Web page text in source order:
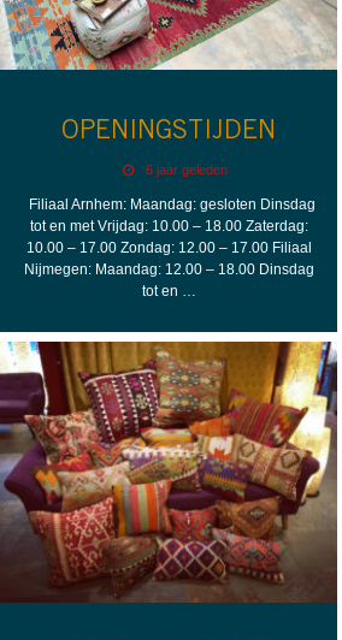
OPENINGSTIJDEN
6 jaar geleden
Filiaal Arnhem: Maandag: gesloten Dinsdag
tot en met Vrijdag: 10.00 – 18.00 Zaterdag:
10.00 – 17.00 Zondag: 12.00 – 17.00 Filiaal
Nijmegen: Maandag: 12.00 – 18.00 Dinsdag
tot en …